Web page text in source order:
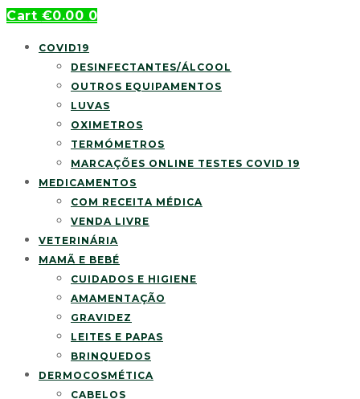
Cart €0.00 0
COVID19
DESINFECTANTES/ÁLCOOL
OUTROS EQUIPAMENTOS
LUVAS
OXIMETROS
TERMÓMETROS
MARCAÇÕES ONLINE TESTES COVID 19
MEDICAMENTOS
COM RECEITA MÉDICA
VENDA LIVRE
VETERINÁRIA
MAMÃ E BEBÉ
CUIDADOS E HIGIENE
AMAMENTAÇÃO
GRAVIDEZ
LEITES E PAPAS
BRINQUEDOS
DERMOCOSMÉTICA
CABELOS